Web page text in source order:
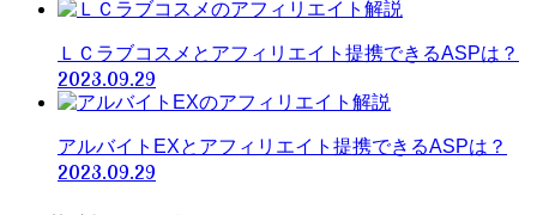
ＬＣラブコスメとアフィリエイト提携できるASPは？
2023.09.29
アルバイトEXとアフィリエイト提携できるASPは？
2023.09.29